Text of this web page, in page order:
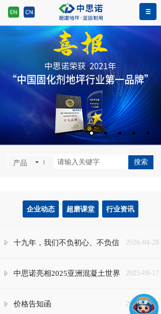
>>
产品 搜索
十九年，我们不负初心、不负信
任~
2026-04-28
中思诺亮相2025亚洲混凝土世界
博览会，以创新材料引领行业新
2025-09-17
价格告知函 2025-01-01
企业动态 超磨课堂 行业资讯